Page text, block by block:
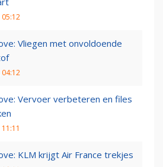
Vliegen met onvoldoende
04:12
Vervoer verbeteren en files
KLM krijgt Air France trekjes